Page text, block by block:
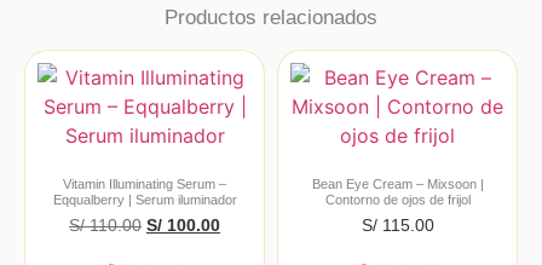
Productos relacionados
Vitamin Illuminating Serum –
Eqqualberry | Serum iluminador
S/110.00 S/ 100.00
Bean Eye Cream – Mixsoon |
Contorno de ojos de frijol
S/115.00